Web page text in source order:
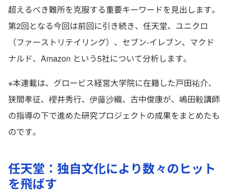
超えるべき難所を克服する重要キーワードを見出します。
第2回となる今回は前回に引き続き、任天堂、ユニクロ
（ファーストリテイリング）、セブン-イレブン、マクド
ナルド、Amazon という5社について分析します。
※本連載は、グロービス経営大学院に在籍した戸田祐介、
狭間孝征、櫻井秀行、伊藤沙織、古中俊康が、嶋田毅講師
の指導の下で進めた研究プロジェクトの成果をまとめたも
のです。
任天堂：独自文化により数々のヒット
を飛ばす